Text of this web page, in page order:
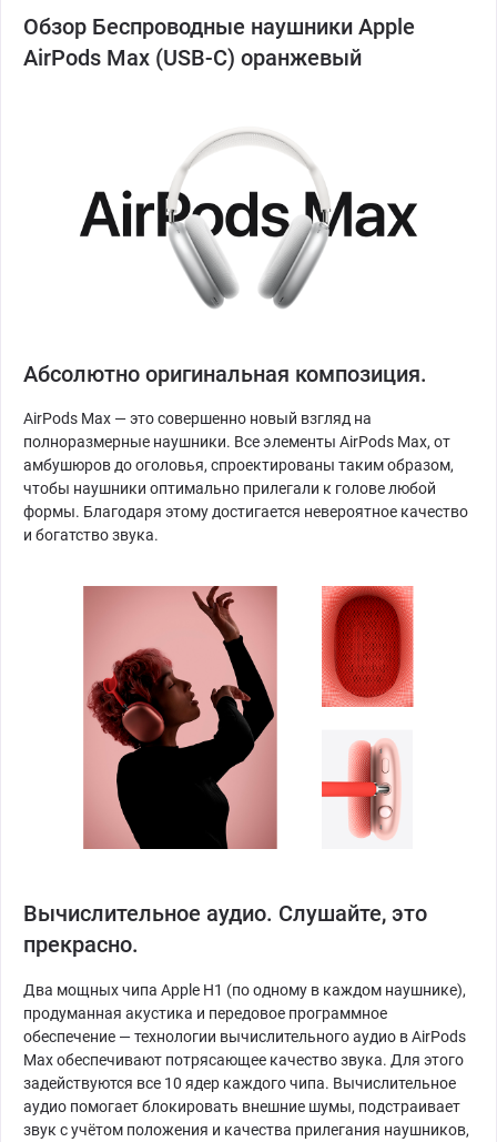
Обзор Беспроводные наушники Apple
AirPods Max (USB-C) оранжевый
Абсолютно оригинальная композиция.
AirPods Max — это совершенно новый взгляд на
полноразмерные наушники. Все элементы AirPods Max, от
амбушюров до оголовья, спроектированы таким образом,
чтобы наушники оптимально прилегали к голове любой
формы. Благодаря этому достигается невероятное качество
и богатство звука.
Вычислительное аудио. Слушайте, это
прекрасно.
Два мощных чипа Apple H1 (по одному в каждом наушнике),
продуманная акустика и передовое программное
обеспечение — технологии вычислительного аудио в AirPods
Max обеспечивают потрясающее качество звука. Для этого
задействуются все 10 ядер каждого чипа. Вычислительное
аудио помогает блокировать внешние шумы, подстраивает
звук с учётом положения и качества прилегания наушников,